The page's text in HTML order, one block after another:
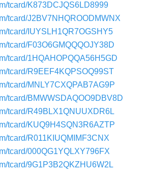
tcard/K873DCJQS6LD8999
tcard/J2BV7NHQROODMWNX
tcard/IUYSLH1QR7OGSHY5
tcard/F03O6GMQQQOJY38D
tcard/1HQAHOPQQA56H5GD
tcard/R9EEF4KQPSOQ99ST
tcard/MNLY7CXQPAB7AG9P
tcard/BMWWSDAQOO9DBV8D
tcard/R49BLX1QNUUXDR6L
tcard/KUQ9H4SQN3R6AZTP
tcard/R011KIUQMIMF3CNX
tcard/000QG1YQLXY796FX
tcard/9G1P3B2QKZHU6W2L